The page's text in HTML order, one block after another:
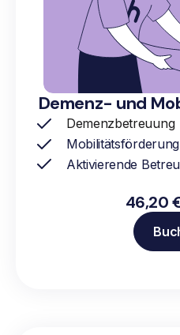
Demenz- und
Demenzbetreuung
Mobilitätsförderung
Aktivierende
46,20